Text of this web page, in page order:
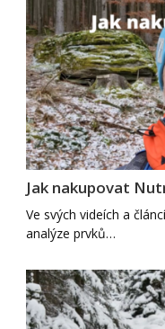
Jak nakupovat
Ve svých videích a
analýze prvků…